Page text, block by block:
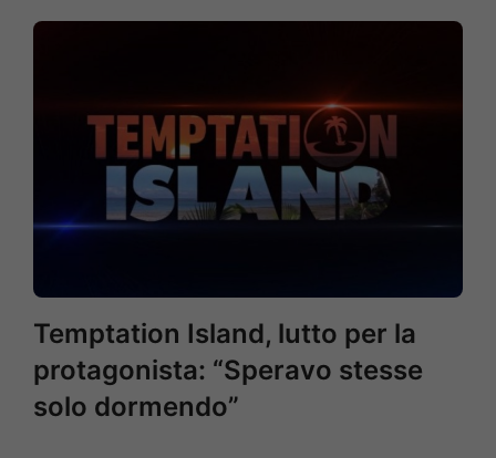
Temptation Island, lutto per la
protagonista: “Speravo stesse
solo dormendo”